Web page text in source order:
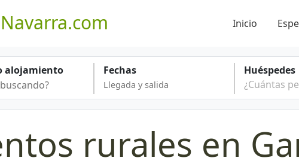
Inicio
alojamiento Fechas
Huéspedes
¿Cuántas
rurales en